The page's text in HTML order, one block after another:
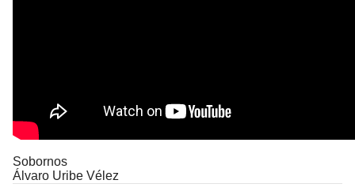
Sobornos
Álvaro Uribe Vélez